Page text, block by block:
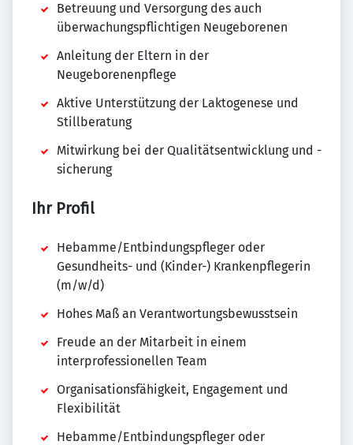
Betreuung und Versorgung des auch
überwachungspflichtigen Neugeborenen
Anleitung der Eltern in der
Neugeborenenpflege
Aktive Unterstützung der Laktogenese und
Stillberatung
Mitwirkung bei der Qualitätsentwicklung und -
sicherung
Ihr Profil
Hebamme/Entbindungspfleger oder
Gesundheits- und (Kinder-) Krankenpflegerin
(m/w/d)
Hohes Maß an Verantwortungsbewusstsein
Freude an der Mitarbeit in einem
interprofessionellen Team
Organisationsfähigkeit, Engagement und
Flexibilität
Hebamme/Entbindungspfleger oder